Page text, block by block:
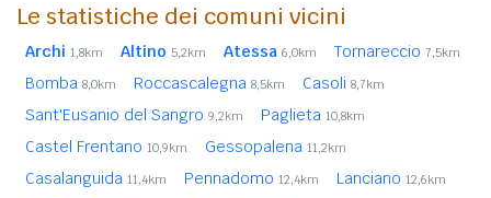
Le statistiche dei comuni vicini
Archi 1,8km Altino 5,2km Atessa 6,0km Tornareccio 7,5km
Bomba 8,0km Roccascalegna 8,5km Casoli 8,7km
Sant'Eusanio del Sangro 9,2km Paglieta 10,8km
Castel Frentano 10,9km Gessopalena 11,2km
Casalanguida 11,4km Pennadomo 12,4km Lanciano 12,6km